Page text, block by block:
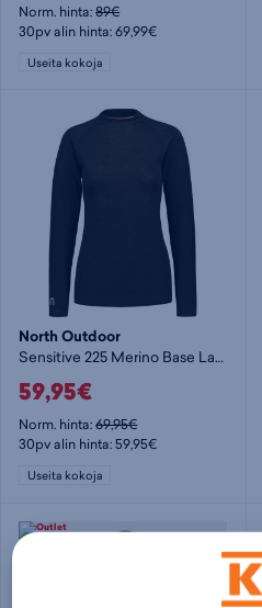
Norm. hinta:89€
30pv alin hinta: 69,99€
Useita kokoja
North Outdoor
Sensitive 225 Merino Base Layer Shirt W - naisten aluspaita
59,95€
Norm. hinta:69,95€
30pv alin hinta: 59,95€
Useita kokoja